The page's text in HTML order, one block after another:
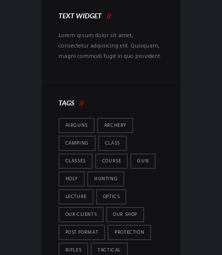
TEXT WIDGET
Lorem ipsum dolor sit amet,
consectetur adipisicing elit. Quisquam,
magni commodi fugit in quo provident.
TAGS
AIRGUNS ARCHERY
CAMPING CLASS
CLASSES COURSE GUN
HOLY HUNTING
LECTURE OPTICS
OUR CLIENTS OUR SHOP
POST FORMAT PROTECTION
RIFLES TACTICAL